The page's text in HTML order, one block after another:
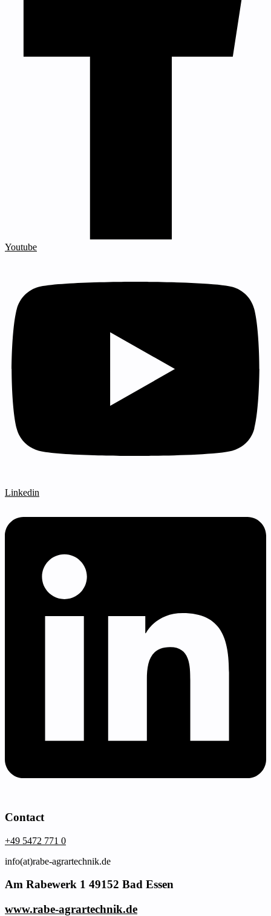
Youtube
Linkedin
Contact
+49 5472 771 0
info(at)rabe-agrartechnik.de
Am Rabewerk 1 49152 Bad Essen
www.rabe-agrartechnik.de